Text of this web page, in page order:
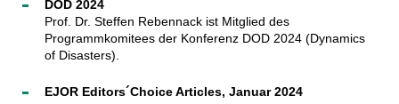
DOD 2024
Prof. Dr. Steffen Rebennack ist Mitglied des
Programmkomitees der Konferenz DOD 2024 (Dynamics
of Disasters).
EJOR Editors´Choice Articles, Januar 2024